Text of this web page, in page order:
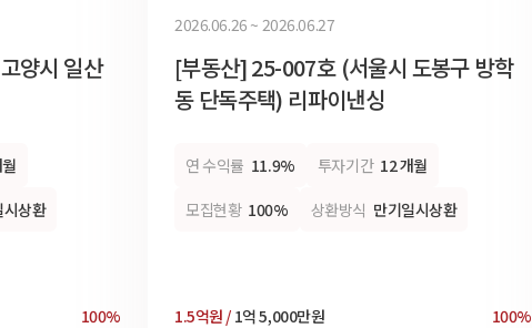
양시 일산
시상환
100%
2026.06.26 ~ 2026.06.27
[부동산] 25-007호 (서울시 도봉구 방학
동 단독주택) 리파이낸싱
연 수익률 11.9% 투자기간 12 개월
모집현황 100% 상환방식 만기일시상환
1.5억원 / 1억 5,000만원 100%